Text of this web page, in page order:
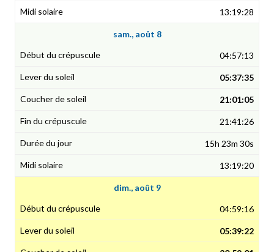
13:19:28
sam., août 8
04:57:13
05:37:35
21:01:05
21:41:26
15h 23m 30s
13:19:20
dim., août 9
04:59:16
05:39:22